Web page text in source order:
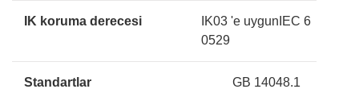
IK koruma derecesi
IK03 'e uygunIEC 6
0529
Standartlar
GB 14048.1